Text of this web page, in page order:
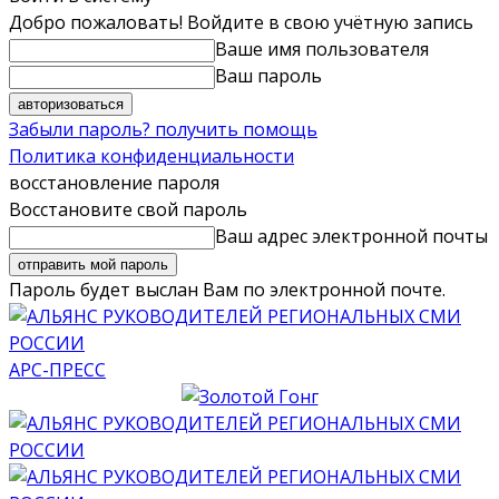
Добро пожаловать! Войдите в свою учётную запись
Ваше имя пользователя
Ваш пароль
Забыли пароль? получить помощь
Политика конфиденциальности
восстановление пароля
Восстановите свой пароль
Ваш адрес электронной почты
Пароль будет выслан Вам по электронной почте.
АРС-ПРЕСС